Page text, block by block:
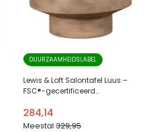
DUURZAAMHEIDSLABEL
Lewis & Loft Salontafel Luus –
FSC®-gecertificeerd
Mat bruin
284,14
Meestal 329,95